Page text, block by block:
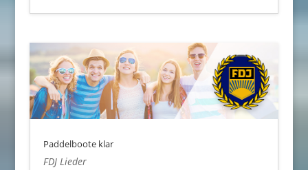
Paddelboote klar
FDJ Lieder